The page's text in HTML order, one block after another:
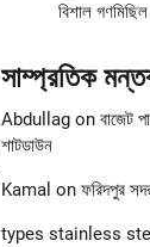
বিশাল গণমিছিল
সাম্প্রতিক
Abdullagon বাজেট
শাটডাউন
Kamal on ফরিদপুর
types stainless